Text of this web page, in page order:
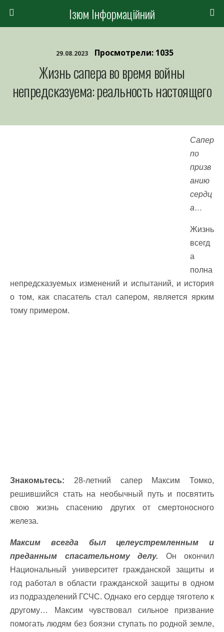
Ізюм Інформаційний
29.08.2023 Просмотрели: 1035
Жизнь сапера во время войны
непредсказуема: реальность настоящего
Сапер
по
призв
анию
сердц
а…
Жизнь
всегд
а
полна
непредсказуемых изменений и испытаний, и история
о том, как спасатель стал сапером, является ярким
тому примером.
Знакомьтесь: 28-летний сапер Максим Томко,
решившийся стать на необычный путь и посвятить
свою жизнь спасению других от смертоносного
железа.
Максим всегда был целеустремленным и
преданным спасательному делу. Он окончил
Национальный университет гражданской защиты и
год работал в области гражданской защиты в одном
из подразделений ГСЧС. Однако его сердце тяготело к
другому… Максим чувствовал сильное призвание
помогать людям без боязни ступать по родной земле,